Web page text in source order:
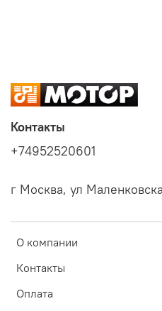
О компании
Контакты
Оплата
Контакты
+74952520601
г Москва, ул